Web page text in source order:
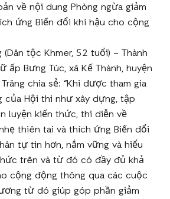
về nội dung Phòng ngừa giảm
ứng Biến đổi khí hậu cho cộng
(Dân tộc Khmer, 52 tuổi) – Thành
ấp Bưng Túc, xã Kế Thành, huyện
chia sẻ: “Khi được tham gia
của Hội thi như xây dựng, tập
luyện kiến thức, thi diễn về
thiên tai và thích ứng Biến đổi
tự tin hơn, nắm vững và hiểu
trên và từ đó có đầy đủ khả
cộng động thông qua các cuộc
từ đó giúp góp phần giảm